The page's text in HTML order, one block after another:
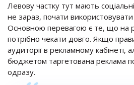
Левову частку тут мають
не зараз, почати
Основною перевагою є те, що на
потрібно чекати довго. Якщо
аудиторії в рекламному кабінеті,
бюджетом таргетована реклама
одразу.